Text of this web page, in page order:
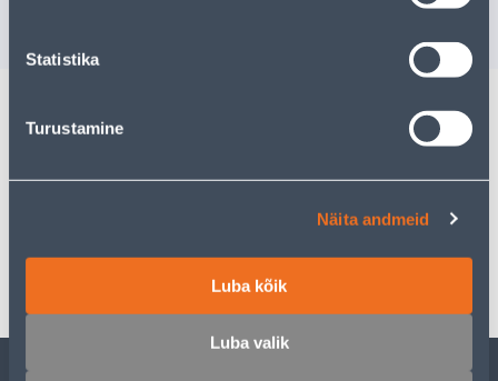
Statistika
Turustamine
Näita andmeid
Luba kõik
Luba valik
2.71 €
Transport